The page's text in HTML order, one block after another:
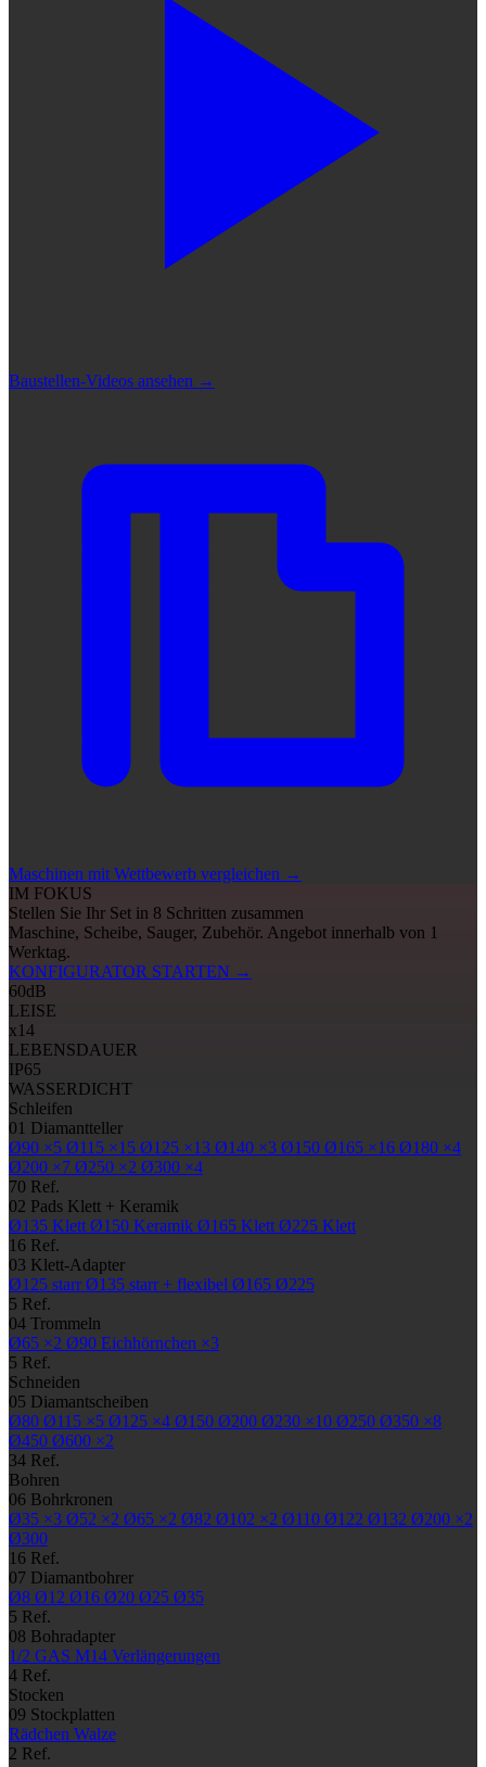
Baustellen-Videos ansehen →
Maschinen mit Wettbewerb vergleichen →
IM FOKUS
Stellen Sie Ihr Set in 8 Schritten zusammen
Maschine, Scheibe, Sauger, Zubehör. Angebot innerhalb von 1
Werktag.
KONFIGURATOR STARTEN →
60dB
LEISE
x14
LEBENSDAUER
IP65
WASSERDICHT
Schleifen
01 Diamantteller
Ø90 ×5 Ø115 ×15 Ø125 ×13 Ø140 ×3 Ø150 Ø165 ×16 Ø180 ×4
Ø200 ×7 Ø250 ×2 Ø300 ×4
70 Ref.
02 Pads Klett + Keramik
Ø135 Klett Ø150 Keramik Ø165 Klett Ø225 Klett
16 Ref.
03 Klett-Adapter
Ø125 starr Ø135 starr + flexibel Ø165 Ø225
5 Ref.
04 Trommeln
Ø65 ×2 Ø90 Eichhörnchen ×3
5 Ref.
Schneiden
05 Diamantscheiben
Ø80 Ø115 ×5 Ø125 ×4 Ø150 Ø200 Ø230 ×10 Ø250 Ø350 ×8
Ø450 Ø600 ×2
34 Ref.
Bohren
06 Bohrkronen
Ø35 ×3 Ø52 ×2 Ø65 ×2 Ø82 Ø102 ×2 Ø110 Ø122 Ø132 Ø200 ×2
Ø300
16 Ref.
07 Diamantbohrer
Ø8 Ø12 Ø16 Ø20 Ø25 Ø35
5 Ref.
08 Bohradapter
1/2 GAS M14 Verlängerungen
4 Ref.
Stocken
09 Stockplatten
Rädchen Walze
2 Ref.